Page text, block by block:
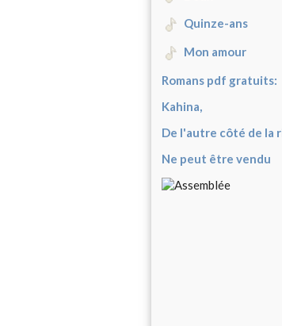
Quinze-ans
Mon amour
Romans pdf gratuits:
Kahina,
De l'autre côté de la
Ne peut être vendu